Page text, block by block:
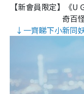
【新會員限定】《
奇百
↓一齊睇下小新同